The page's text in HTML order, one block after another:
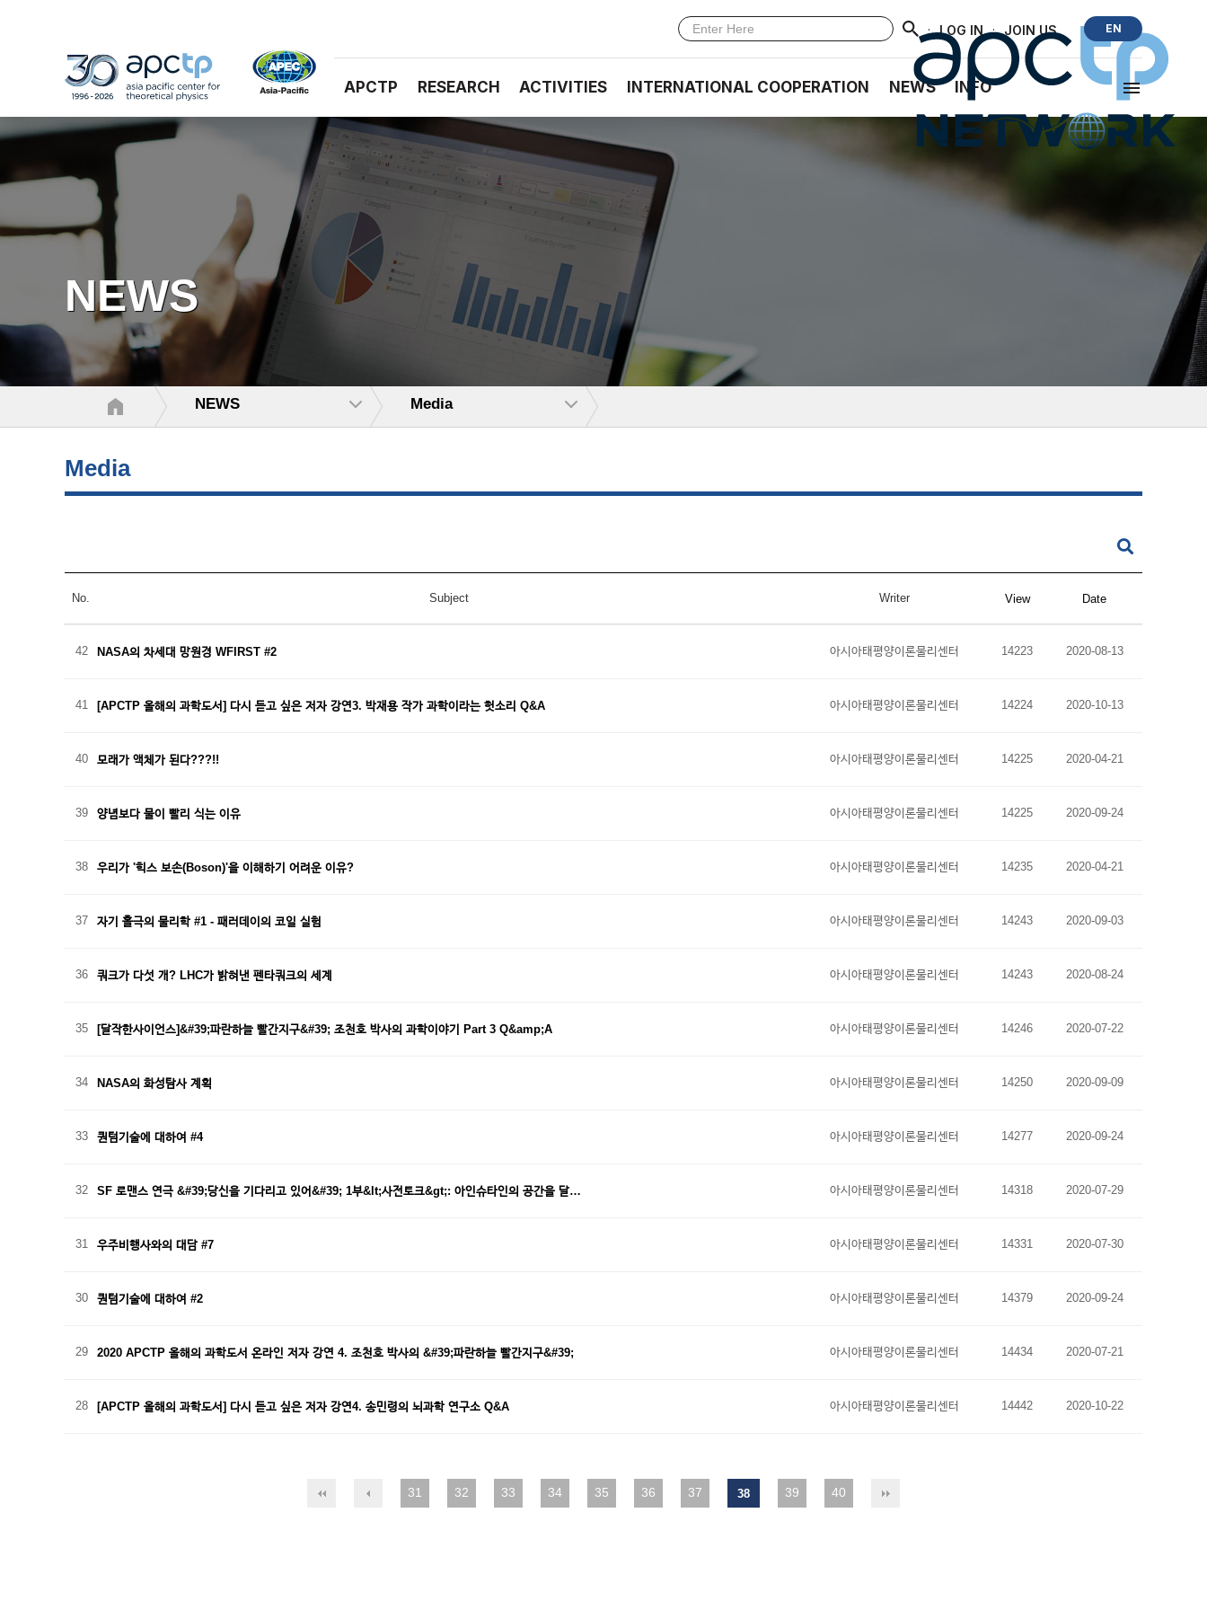
· LOG IN · JOIN US EN
APCTP RESEARCH ACTIVITIES INTERNATIONAL COOPERATION NEWS INFO
NEWS
NEWS Media
Media
No. Subject Writer View Date
42 NASA의 차세대 망원경 WFIRST #2 아시아태평양이론물리센터 14223 2020-08-13
41 [APCTP 올해의 과학도서] 다시 듣고 싶은 저자 강연3. 박재용 작가 과학이라는 헛소리 Q&A 아시아태평양이론물리센터 14224 2020-10-13
40 모래가 액체가 된다???!! 아시아태평양이론물리센터 14225 2020-04-21
39 양념보다 물이 빨리 식는 이유 아시아태평양이론물리센터 14225 2020-09-24
38 우리가 '힉스 보손(Boson)'을 이해하기 어려운 이유? 아시아태평양이론물리센터 14235 2020-04-21
37 자기 홀극의 물리학 #1 - 패러데이의 코일 실험 아시아태평양이론물리센터 14243 2020-09-03
36 쿼크가 다섯 개? LHC가 밝혀낸 펜타쿼크의 세계 아시아태평양이론물리센터 14243 2020-08-24
35 [달작한사이언스]&#39;파란하늘 빨간지구&#39; 조천호 박사의 과학이야기 Part 3 Q&amp;A 아시아태평양이론물리센터 14246 2020-07-22
34 NASA의 화성탐사 계획 아시아태평양이론물리센터 14250 2020-09-09
33 퀀텀기술에 대하여 #4 아시아태평양이론물리센터 14277 2020-09-24
32 SF 로맨스 연극 &#39;당신을 기다리고 있어&#39; 1부&lt;사전토크&gt;: 아인슈타인의 공간을 달… 아시아태평양이론물리센터 14318 2020-07-29
31 우주비행사와의 대담 #7 아시아태평양이론물리센터 14331 2020-07-30
30 퀀텀기술에 대하여 #2 아시아태평양이론물리센터 14379 2020-09-24
29 2020 APCTP 올해의 과학도서 온라인 저자 강연 4. 조천호 박사의 &#39;파란하늘 빨간지구&#39; 아시아태평양이론물리센터 14434 2020-07-21
28 [APCTP 올해의 과학도서] 다시 듣고 싶은 저자 강연4. 송민령의 뇌과학 연구소 Q&A 아시아태평양이론물리센터 14442 2020-10-22
31 32 33 34 35 36 37 38 39 40